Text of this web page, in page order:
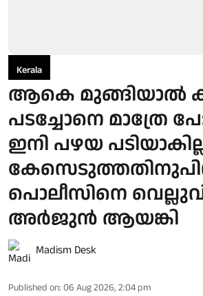
Kerala
ആകെ മുങ്ങിയാൽ
പടച്ചോനെ മാത്രേ
ഇനി പഴയ
പൊലീസിനെ
അര്‍ജുന്‍ ആയങ്കി
Madism Desk
Published on: 06 Aug 2026, 2:04 pm